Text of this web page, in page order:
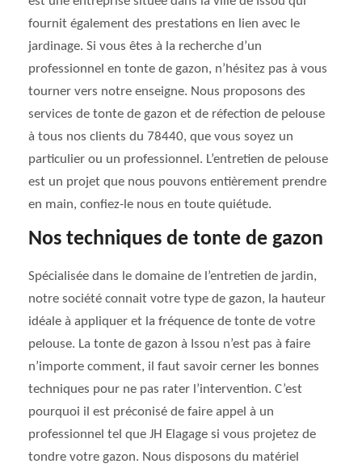
fournit également des prestations en lien avec le
jardinage. Si vous êtes à la recherche d’un
professionnel en tonte de gazon, n’hésitez pas à vous
tourner vers notre enseigne. Nous proposons des
services de tonte de gazon et de réfection de pelouse
à tous nos clients du 78440, que vous soyez un
particulier ou un professionnel. L’entretien de pelouse
est un projet que nous pouvons entièrement prendre
en main, confiez-le nous en toute quiétude.
Nos techniques de tonte de gazon
Spécialisée dans le domaine de l’entretien de jardin,
notre société connait votre type de gazon, la hauteur
idéale à appliquer et la fréquence de tonte de votre
pelouse. La tonte de gazon à Issou n’est pas à faire
n’importe comment, il faut savoir cerner les bonnes
techniques pour ne pas rater l’intervention. C’est
pourquoi il est préconisé de faire appel à un
professionnel tel que JH Elagage si vous projetez de
tondre votre gazon. Nous disposons du matériel